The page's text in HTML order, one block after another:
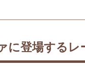
に登場するレ